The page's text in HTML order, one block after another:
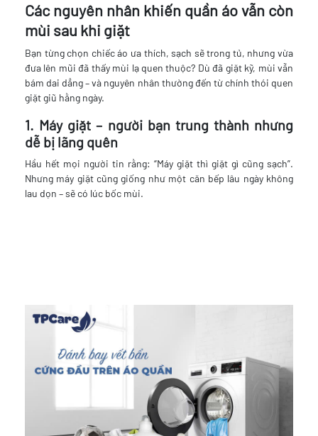
Các nguyên nhân khiến quần áo vẫn còn
mùi sau khi giặt
Bạn từng chọn chiếc áo ưa thích, sạch sẽ trong tủ, nhưng vừa
đưa lên mũi đã thấy mùi lạ quen thuộc? Dù đã giặt kỹ, mùi vẫn
bám dai dẳng – và nguyên nhân thường đến từ chính thói quen
giặt giũ hằng ngày.
1. Máy giặt – người bạn trung thành nhưng
dễ bị lãng quên
Hầu hết mọi người tin rằng: “Máy giặt thì giặt gì cũng sạch”.
Nhưng máy giặt cũng giống như một căn bếp lâu ngày không
lau dọn – sẽ có lúc bốc mùi.